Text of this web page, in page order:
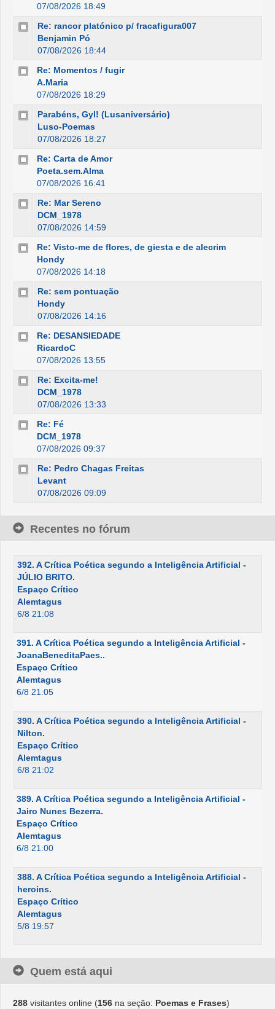
07/08/2026 18:49
Re: rancor platónico p/ fracafigura007
Benjamin Pó
07/08/2026 18:44
Re: Momentos / fugir
A.Maria
07/08/2026 18:29
Parabéns, Gyl! (Lusaniversário)
Luso-Poemas
07/08/2026 18:27
Re: Carta de Amor
Poeta.sem.Alma
07/08/2026 16:41
Re: Mar Sereno
DCM_1978
07/08/2026 14:59
Re: Visto-me de flores, de giesta e de alecrim
Hondy
07/08/2026 14:18
Re: sem pontuação
Hondy
07/08/2026 14:16
Re: DESANSIEDADE
RicardoC
07/08/2026 13:55
Re: Excita-me!
DCM_1978
07/08/2026 13:33
Re: Fé
DCM_1978
07/08/2026 09:37
Re: Pedro Chagas Freitas
Levant
07/08/2026 09:09
Recentes no fórum
392. A Crítica Poética segundo a Inteligência Artificial -
JÚLIO BRITO.
Espaço Crítico
Alemtagus
6/8 21:08
391. A Crítica Poética segundo a Inteligência Artificial -
JoanaBeneditaPaes..
Espaço Crítico
Alemtagus
6/8 21:05
390. A Crítica Poética segundo a Inteligência Artificial -
Nilton.
Espaço Crítico
Alemtagus
6/8 21:02
389. A Crítica Poética segundo a Inteligência Artificial -
Jairo Nunes Bezerra.
Espaço Crítico
Alemtagus
6/8 21:00
388. A Crítica Poética segundo a Inteligência Artificial -
heroins.
Espaço Crítico
Alemtagus
5/8 19:57
Quem está aqui
288 visitantes online (156 na seção: Poemas e Frases)